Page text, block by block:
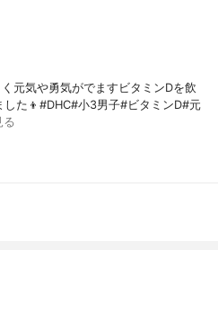
元気や勇気がでますビタミンDを飲
た👦#DHC#小3男子#ビタミンD#元
る